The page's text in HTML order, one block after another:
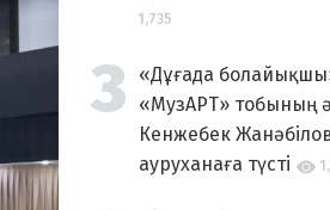
1,735
«Дұғада
«МузАРТ» тобының
Кенжебек
ауруханаға түсті